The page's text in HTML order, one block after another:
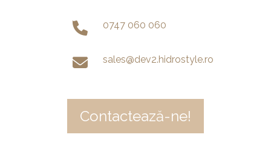
0747 060 060
sales@dev2.hidrostyle.ro
Contactează-ne!